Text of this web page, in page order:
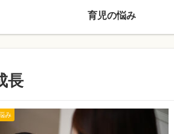
育児の悩み
長
み